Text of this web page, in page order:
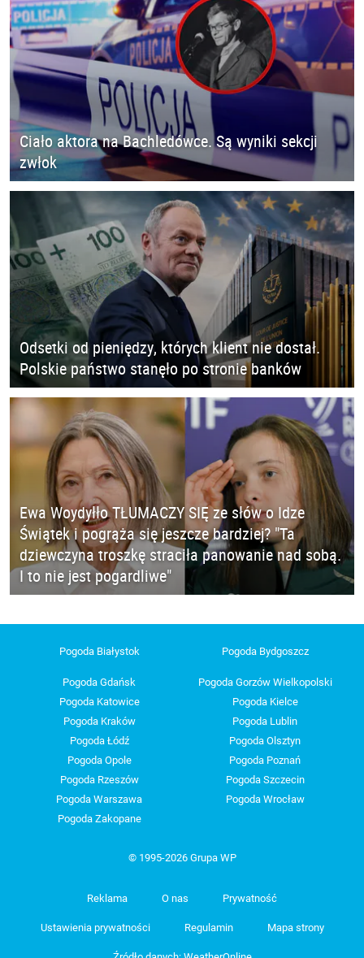
Ciało aktora na Bachledówce. Są wyniki sekcji
zwłok
Odsetki od pieniędzy, których klient nie dostał.
Polskie państwo stanęło po stronie banków
Ewa Woydyłło TŁUMACZY SIĘ ze słów o Idze
Świątek i pogrąża się jeszcze bardziej? "Ta
dziewczyna troszkę straciła panowanie nad sobą.
I to nie jest pogardliwe"
Pogoda Białystok Pogoda Bydgoszcz
Pogoda Gdańsk
Pogoda Gorzów Wielkopolski
Pogoda Katowice
Pogoda Kielce
Pogoda Kraków
Pogoda Lublin
Pogoda Łódź
Pogoda Olsztyn
Pogoda Opole
Pogoda Poznań
Pogoda Rzeszów
Pogoda Szczecin
Pogoda Warszawa
Pogoda Wrocław
Pogoda Zakopane
© 1995-2026 Grupa WP
Reklama O nas Prywatność
Ustawienia prywatności Regulamin Mapa strony